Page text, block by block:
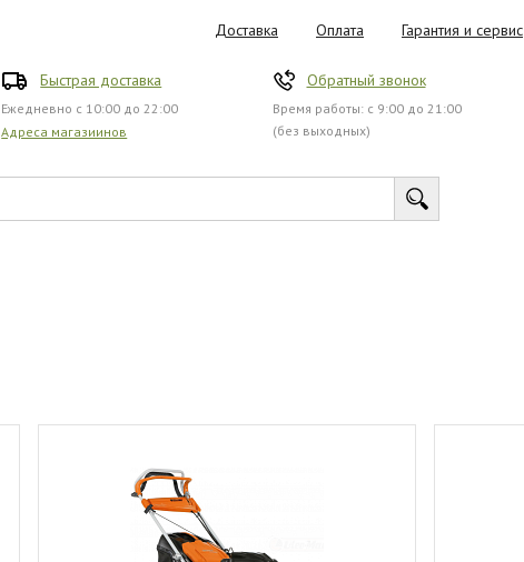
Доставка Оплата Гарантия и сервис
Быстрая доставка
Ежедневно с 10:00 до 22:00
Адреса магазиинов
Обратный звонок
Время работы: с 9:00 до 21:00
(без выходных)